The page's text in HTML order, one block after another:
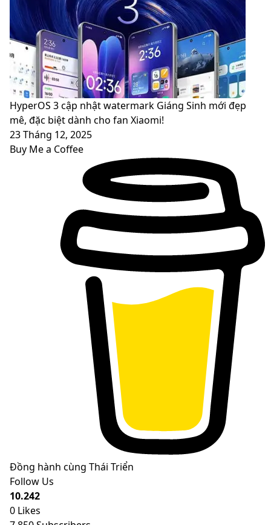
HyperOS 3 cập nhật watermark Giáng Sinh mới đẹp
mê, đặc biệt dành cho fan Xiaomi!
23 Tháng 12, 2025
Buy Me a Coffee
Đồng hành cùng Thái Triển
Follow Us
10.242
0 Likes